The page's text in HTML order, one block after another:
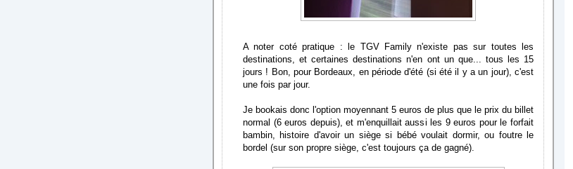
A noter coté pratique : le TGV Family n'existe pas sur toutes les
destinations, et certaines destinations n'en ont un que... tous les 15
jours ! Bon, pour Bordeaux, en période d'été (si été il y a un jour), c'est
une fois par jour.
Je bookais donc l'option moyennant 5 euros de plus que le prix du billet
normal (6 euros depuis), et m'enquillait aussi les 9 euros pour le forfait
bambin, histoire d'avoir un siège si bébé voulait dormir, ou foutre le
bordel (sur son propre siège, c'est toujours ça de gagné).